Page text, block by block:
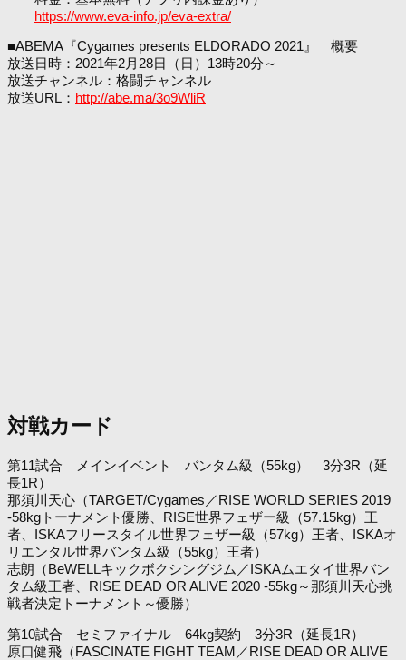
https://www.eva-info.jp/eva-extra/
■ABEMA『Cygames presents ELDORADO 2021』 概要
放送日時：2021年2月28日（日）13時20分～
放送チャンネル：格闘チャンネル
放送URL： http://abe.ma/3o9WliR
対戦カード
第11試合 メインイベント バンタム級（55kg） 3分3R（延
長1R）
那須川天心（TARGET/Cygames／RISE WORLD SERIES 2019
-58kgトーナメント優勝、RISE世界フェザー級（57.15kg）王
者、ISKAフリースタイル世界フェザー級（57kg）王者、ISKAオ
リエンタル世界バンタム級（55kg）王者）
志朗（BeWELLキックボクシングジム／ISKAムエタイ世界バン
タム級王者、RISE DEAD OR ALIVE 2020 -55kg～那須川天心挑
戦者決定トーナメント～優勝）
第10試合 セミファイナル 64kg契約 3分3R（延長1R）
原口健飛（FASCINATE FIGHT TEAM／RISE DEAD OR ALIVE